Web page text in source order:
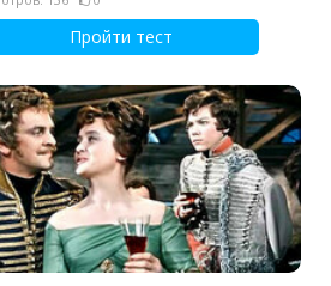
Пройти тест